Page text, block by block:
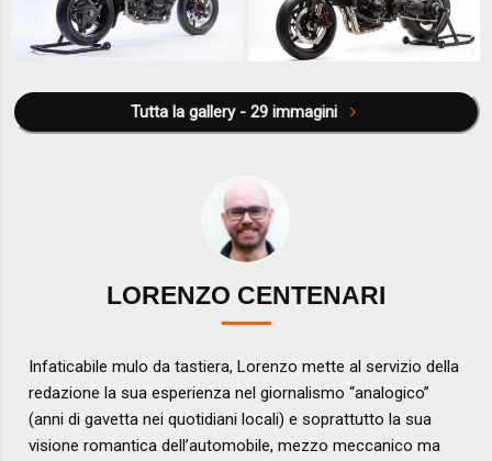
Tutta la gallery - 29 immagini
LORENZO CENTENARI
Infaticabile mulo da tastiera, Lorenzo mette al servizio della
redazione la sua esperienza nel giornalismo “analogico”
(anni di gavetta nei quotidiani locali) e soprattutto la sua
visione romantica dell’automobile, mezzo meccanico ma